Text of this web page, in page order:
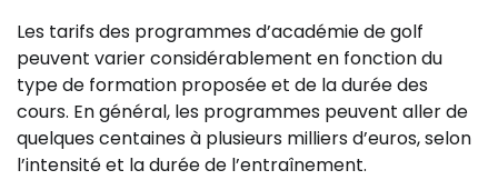
Les tarifs des programmes d’académie de golf
peuvent varier considérablement en fonction du
type de formation proposée et de la durée des
cours. En général, les programmes peuvent aller de
quelques centaines à plusieurs milliers d’euros, selon
l’intensité et la durée de l’entraînement.